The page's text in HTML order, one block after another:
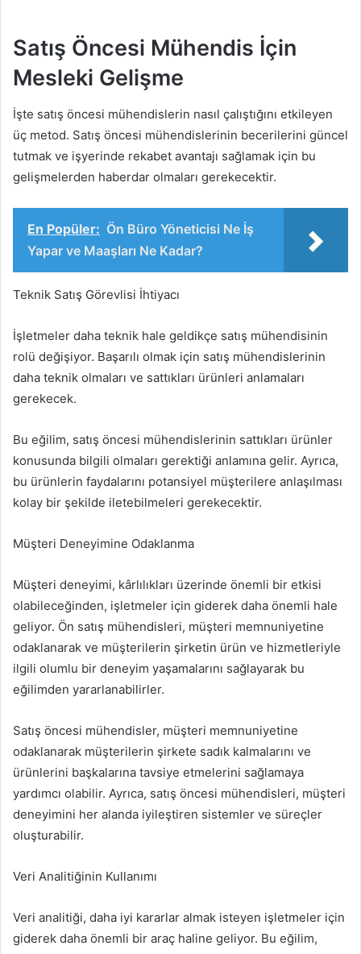
Satış Öncesi Mühendis İçin
Mesleki Gelişme
İşte satış öncesi mühendislerin nasıl çalıştığını etkileyen
üç metod. Satış öncesi mühendislerinin becerilerini güncel
tutmak ve işyerinde rekabet avantajı sağlamak için bu
gelişmelerden haberdar olmaları gerekecektir.
En Popüler: Ön Büro Yöneticisi Ne İş
Yapar ve Maaşları Ne Kadar?
Teknik Satış Görevlisi İhtiyacı
İşletmeler daha teknik hale geldikçe satış mühendisinin
rolü değişiyor. Başarılı olmak için satış mühendislerinin
daha teknik olmaları ve sattıkları ürünleri anlamaları
gerekecek.
Bu eğilim, satış öncesi mühendislerinin sattıkları ürünler
konusunda bilgili olmaları gerektiği anlamına gelir. Ayrıca,
bu ürünlerin faydalarını potansiyel müşterilere anlaşılması
kolay bir şekilde iletebilmeleri gerekecektir.
Müşteri Deneyimine Odaklanma
Müşteri deneyimi, kârlılıkları üzerinde önemli bir etkisi
olabileceğinden, işletmeler için giderek daha önemli hale
geliyor. Ön satış mühendisleri, müşteri memnuniyetine
odaklanarak ve müşterilerin şirketin ürün ve hizmetleriyle
ilgili olumlu bir deneyim yaşamalarını sağlayarak bu
eğilimden yararlanabilirler.
Satış öncesi mühendisler, müşteri memnuniyetine
odaklanarak müşterilerin şirkete sadık kalmalarını ve
ürünlerini başkalarına tavsiye etmelerini sağlamaya
yardımcı olabilir. Ayrıca, satış öncesi mühendisleri, müşteri
deneyimini her alanda iyileştiren sistemler ve süreçler
oluşturabilir.
Veri Analitiğinin Kullanımı
Veri analitiği, daha iyi kararlar almak isteyen işletmeler için
giderek daha önemli bir araç haline geliyor. Bu eğilim,